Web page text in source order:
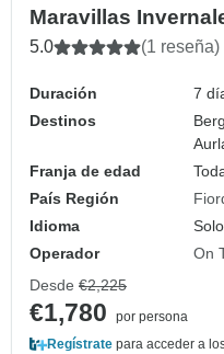
Maravillas
5.0 (1 reseña)
Duración
7
Destinos
Franja de edad
País Región
Idioma
Operador
On
Desde €2,225
€1,780
por persona
Regístrate para acceder a